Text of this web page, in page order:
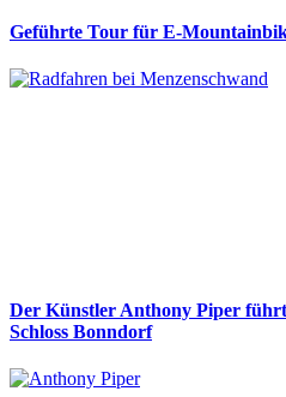
Geführte Tour für E-
Der Künstler Anthony Piper
Schloss Bonndorf